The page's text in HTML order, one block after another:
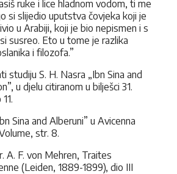
ruke i lice hladnom vodom, ti me
si slijedio uputstva čovjeka koji je
u Arabiji, koji je bio nepismen i s
susreo. Eto u tome je razlika
i filozofa.”
studiju S. H. Nasra „Ibn Sina and
u djelu citiranom u bilješci 31.
Sina and Alberuni” u Avicenna
str. 8.
A. F. von Mehren, Traites
(Leiden, 1889-1899), dio III